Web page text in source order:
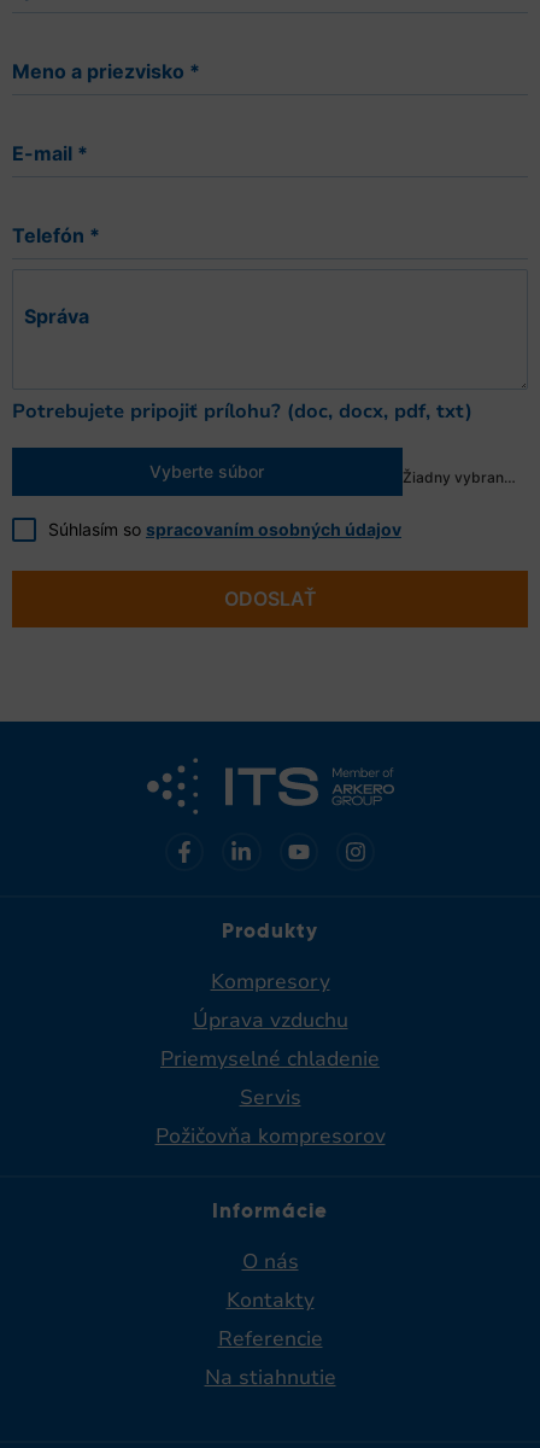
Meno a priezvisko *
E-mail *
Telefón *
Správa
Potrebujete pripojiť prílohu? (doc, docx, pdf, txt)
Vyberte súbor Žiadny vybraný súbor
Súhlasím so spracovaním osobných údajov
ODOSLAŤ
Produkty
Kompresory
Úprava vzduchu
Priemyselné chladenie​
Servis
Požičovňa kompresorov
Informácie
O nás
Kontakty
Referencie
Na stiahnutie